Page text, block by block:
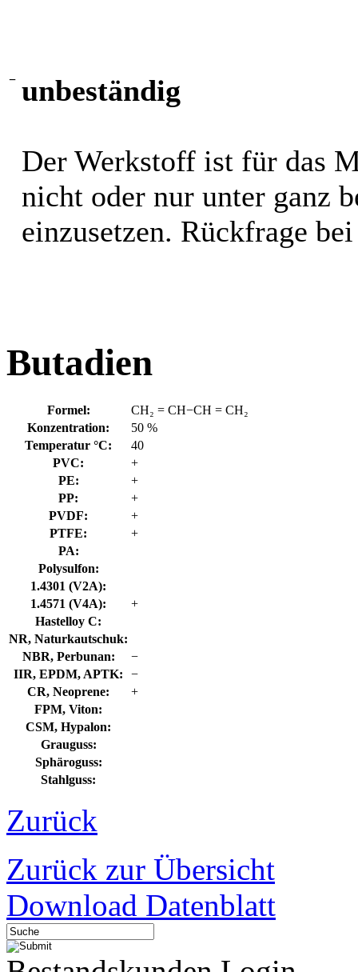
− unbeständig
Der Werkstoff ist für das
nicht oder nur unter ganz
einzusetzen. Rückfrage
Butadien
Formel:
CH₂ = CH−CH = CH₂
Konzentration:
50 %
Temperatur °C:
40
PVC:
+
PE:
+
PP:
+
PVDF:
+
PTFE:
+
PA:
Polysulfon:
1.4301 (V2A):
1.4571 (V4A):
+
Hastelloy C:
NR, Naturkautschuk:
NBR, Perbunan:
−
IIR, EPDM, APTK:
−
CR, Neoprene:
+
FPM, Viton:
CSM, Hypalon:
Grauguss:
Sphäroguss:
Stahlguss:
Zurück
Zurück zur Übersicht
Download Datenblatt